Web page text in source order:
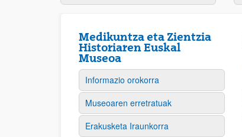
Medikuntza eta Zientzia
Historiaren Euskal
Museoa
Informazio orokorra
Museoaren erretratuak
Erakusketa Iraunkorra